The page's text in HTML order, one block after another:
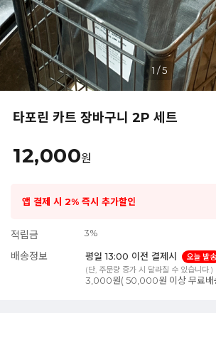
1 /5
타포린 카트 장바구니 2P 세트
12,000원
앱 결제 시 2% 즉시 추가할인
적립금 3%
배송정보 평일 13:00 이전 결제시
오늘 발송
(단, 주문량 증가 시 달라질 수 있습니다.)
3,000원( 50,000원 이상 무료배